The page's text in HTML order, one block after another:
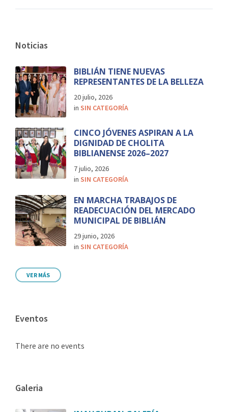
Noticias
BIBLIÁN TIENE NUEVAS
REPRESENTANTES DE LA BELLEZA
20 julio, 2026
in SIN CATEGORÍA
CINCO JÓVENES ASPIRAN A LA
DIGNIDAD DE CHOLITA
BIBLIANENSE 2026–2027
7 julio, 2026
in SIN CATEGORÍA
EN MARCHA TRABAJOS DE
READECUACIÓN DEL MERCADO
MUNICIPAL DE BIBLIÁN
29 junio, 2026
in SIN CATEGORÍA
VER MÁS
Eventos
There are no events
Galeria